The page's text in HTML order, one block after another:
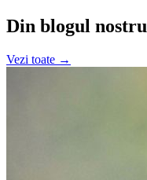
Din blogul nostru
Vezi toate →